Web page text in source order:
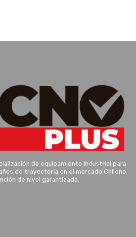
de equipamiento industrial para
de trayectoria en el mercado Chileno.
de nivel garantizada.